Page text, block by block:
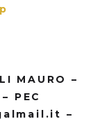
MAURO –
PEC
–